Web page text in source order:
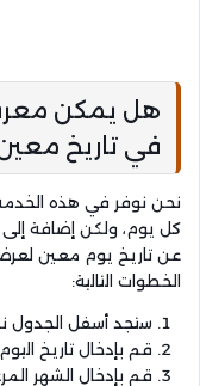
هل يمكن
في تاريخ
نحن نوفر في هذه
كل يوم، ولكن إضافة
عن تاريخ يوم معين
الخطوات التالية:
ستجد أسفل الجدول
قم بإدخال تاريخ
قم بإدخال الشهر